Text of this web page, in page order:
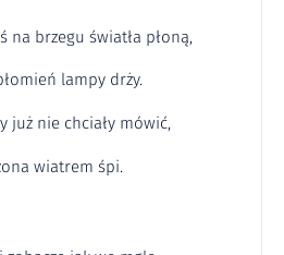
na brzegu światła płoną,
lampy drży.
już nie chciały mówić,
wiatrem śpi.